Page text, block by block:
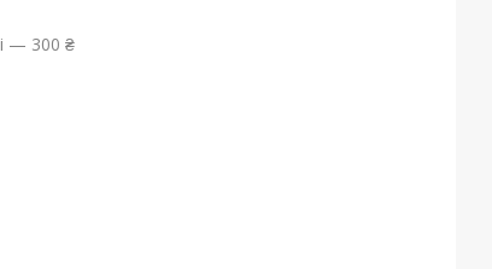
— 300 ₴